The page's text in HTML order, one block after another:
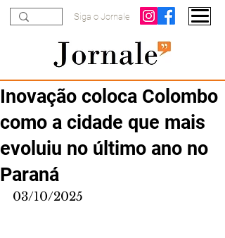
Siga o Jornale
Inovação coloca Colombo
como a cidade que mais
evoluiu no último ano no
Paraná
03/10/2025